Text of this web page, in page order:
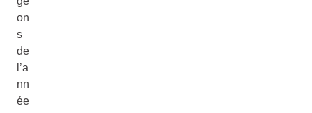
on
s
de
l’a
nn
ée